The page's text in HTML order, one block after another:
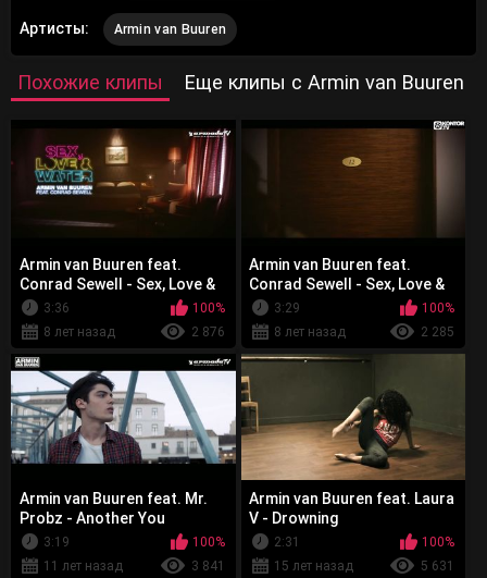
Артисты: Armin van Buuren
Похожие клипы Еще клипы с Armin van Buuren
Armin van Buuren feat.
Conrad Sewell - Sex, Love &
Water
3:36
100%
8 лет назад
2 876
Armin van Buuren feat.
Conrad Sewell - Sex, Love &
Water
3:29
100%
8 лет назад
2 285
Armin van Buuren feat. Mr.
Probz - Another You
3:19
100%
11 лет назад
3 841
Armin van Buuren feat. Laura
V - Drowning
2:31
100%
15 лет назад
5 631